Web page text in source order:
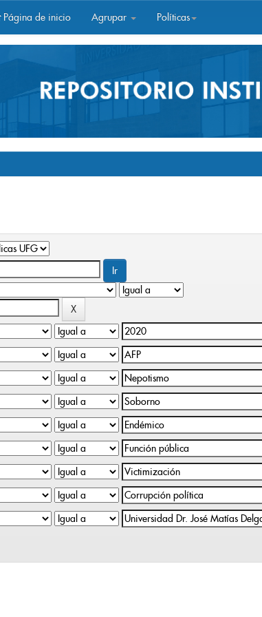
Página de inicio Agrupar Políticas